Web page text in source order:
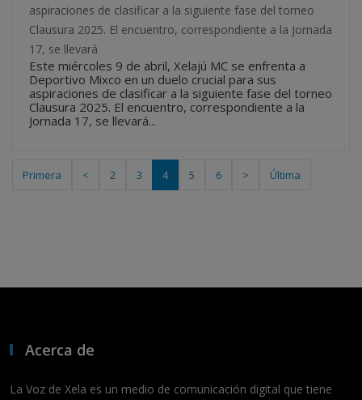
aspiraciones de clasificar a la siguiente fase del torneo
Clausura 2025. El encuentro, correspondiente a la Jornada
17, se llevará
Este miércoles 9 de abril, Xelajú MC se enfrenta a
Deportivo Mixco en un duelo crucial para sus
aspiraciones de clasificar a la siguiente fase del torneo
Clausura 2025. El encuentro, correspondiente a la
Jornada 17, se llevará...
Primera < 2 3 4 5 6 > Última
Acerca de
La Voz de Xela es un medio de comunicación digital que tiene